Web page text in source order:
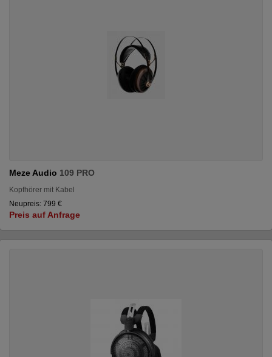
Meze Audio 109 PRO
Kopfhörer mit Kabel
Neupreis: 799 €
Preis auf Anfrage